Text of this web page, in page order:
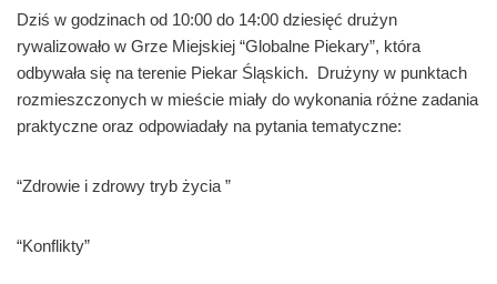
Dziś w godzinach od 10:00 do 14:00 dziesięć drużyn
rywalizowało w Grze Miejskiej “Globalne Piekary”, która
odbywała się na terenie Piekar Śląskich. Drużyny w punktach
rozmieszczonych w mieście miały do wykonania różne zadania
praktyczne oraz odpowiadały na pytania tematyczne:
“Zdrowie i zdrowy tryb życia ”
“Konflikty”